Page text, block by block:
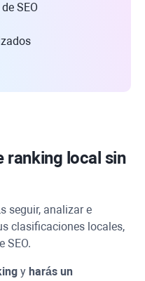
SEO
ranking local sin
seguir, analizar e
clasificaciones locales,
SEO.
y harás un